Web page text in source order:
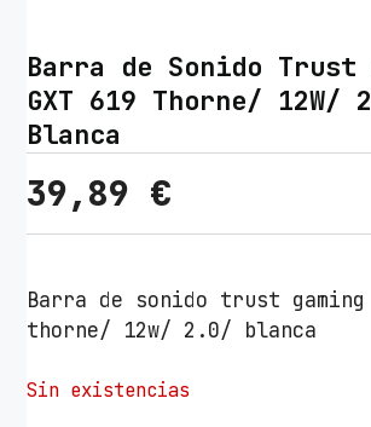
Barra de Sonido Trust
GXT 619 Thorne/ 12W/
Blanca
39,89 €
Barra de sonido trust
thorne/ 12w/ 2.0/ blanca
Sin existencias